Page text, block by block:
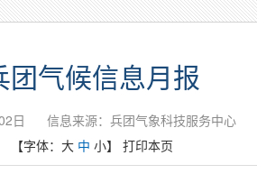
团气候信息月报
日 信息来源：兵团气象科技服务中心
【字体： 大 中 小】 打印本页